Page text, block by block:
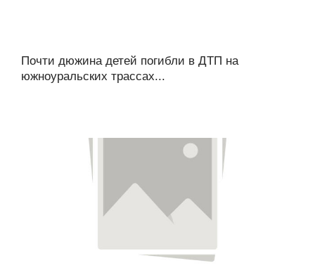
Почти дюжина детей погибли в ДТП на
южноуральских трассах...